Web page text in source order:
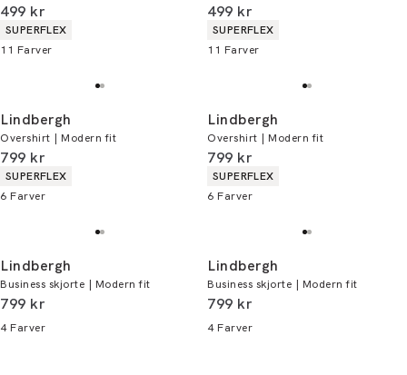
I alt (inkl. rabat)
499 kr
Produkt egenskaber
SUPERFLEX
11 Farver
I alt (inkl. rabat)
499 kr
Produkt egenskaber
SUPERFLEX
11 Farver
Lindbergh
Overshirt | Modern fit
I alt (inkl. rabat)
799 kr
Produkt egenskaber
SUPERFLEX
6 Farver
Lindbergh
Overshirt | Modern fit
I alt (inkl. rabat)
799 kr
Produkt egenskaber
SUPERFLEX
6 Farver
Lindbergh
Business skjorte | Modern fit
I alt (inkl. rabat)
799 kr
4 Farver
Lindbergh
Business skjorte | Modern fit
I alt (inkl. rabat)
799 kr
4 Farver